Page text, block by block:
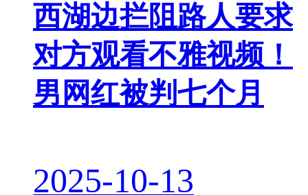
西湖边拦阻路人要求
对方观看不雅视频！
男网红被判七个月
2025-10-13